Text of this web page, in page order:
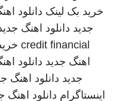
خرید بک لینک دانلود
جدید دانلود اهنگ
credit financial
اهنگ جدید دانلود
جدید دانلود اهنگ
اینستاگرام دانلود اهنگ